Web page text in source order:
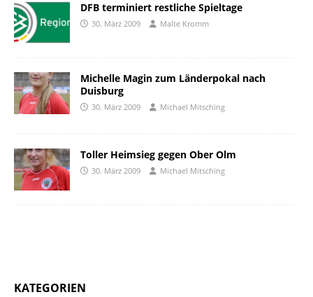
DFB terminiert restliche Spieltage
30. März 2009 Malte Kromm
Michelle Magin zum Länderpokal nach
Duisburg
30. März 2009 Michael Mitsching
Toller Heimsieg gegen Ober Olm
30. März 2009 Michael Mitsching
KATEGORIEN